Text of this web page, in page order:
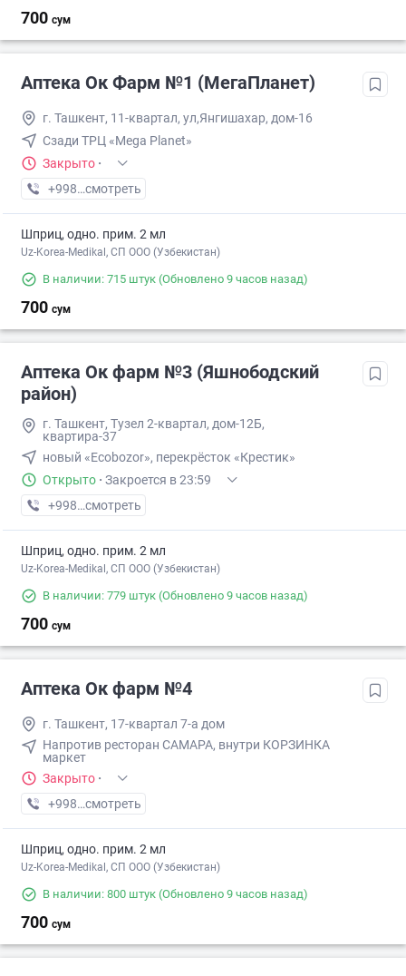
700 сум
Аптека Ок Фарм №1 (МегаПланет)
г. Ташкент, 11-квартал, ул,Янгишахар, дом-16
Сзади ТРЦ «Mega Planet»
Закрыто ·
+998 (90) XXX-XX-XX
смотреть
Шприц, одно. прим. 2 мл
Uz-Korea-Medikal, СП ООО (Узбекистан)
В наличии: 715 штук (Обновлено 9 часов назад)
700 сум
Аптека Ок фарм №3 (Яшнободский
район)
г. Ташкент, Тузел 2-квартал, дом-12Б,
квартира-37
новый «Ecobozor», перекрёсток «Крестик»
Открыто · Закроется в 23:59
+998 (90) XXX-XX-XX
смотреть
Шприц, одно. прим. 2 мл
Uz-Korea-Medikal, СП ООО (Узбекистан)
В наличии: 779 штук (Обновлено 9 часов назад)
700 сум
Аптека Ок фарм №4
г. Ташкент, 17-квартал 7-а дом
Напротив ресторан САМАРА, внутри КОРЗИНКА
маркет
Закрыто ·
+998 (90) XXX-XX-XX
смотреть
Шприц, одно. прим. 2 мл
Uz-Korea-Medikal, СП ООО (Узбекистан)
В наличии: 800 штук (Обновлено 9 часов назад)
700 сум